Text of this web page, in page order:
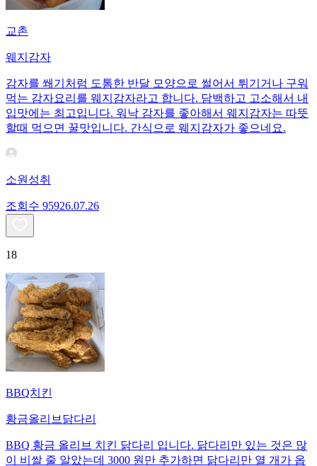
교촌
웨지감자
감자를 쐐기처럼 도톰한 반달 모양으로 썰어서 튀기거나 구워
먹는 감자요리를 웨지감자라고 합니다. 담백하고 고소해서 내
입맛에는 최고입니다. 워낙 감자를 좋아해서 웨지감자는 따뜻
할때 먹으면 꿀맛입니다. 간식으로 웨지감자가 좋으네요.
소원성취
조회수 95926.07.26
18
BBQ치킨
황금올리브닭다리
BBQ 황금 올리브 치킨 닭다리 입니다. 닭다리만 있는 것은 많
이 비쌀 줄 알았는데 3000 원만 추가하면 닭다리만 열 개가 옵